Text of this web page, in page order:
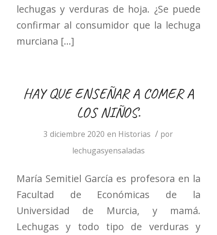
lechugas y verduras de hoja. ¿Se puede
confirmar al consumidor que la lechuga
murciana […]
HAY QUE ENSEÑAR A COMER A
LOS NIÑOS.
3 diciembre 2020 en Historias / por
lechugasyensaladas
María Semitiel García es profesora en la
Facultad de Económicas de la
Universidad de Murcia, y mamá.
Lechugas y todo tipo de verduras y